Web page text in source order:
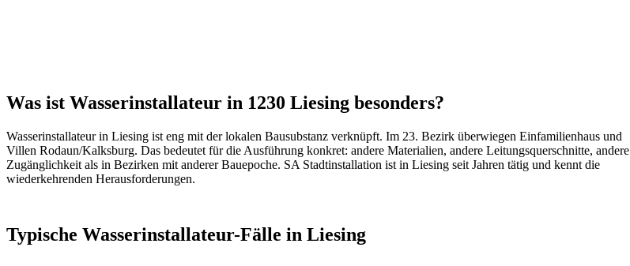
Was ist Wasserinstallateur in 1230 Liesing besonders?
Wasserinstallateurin Liesing ist eng mit der lokalen Bausubstanz verknüpft. Im 23. Bezirk überwiegen Einfamilienhaus und
Villen Rodaun/Kalksburg. Das bedeutet für die Ausführung konkret: andere Materialien, andere Leitungsquerschnitte, andere
Zugänglichkeit als in Bezirken mit anderer Bauepoche. SA Stadtinstallation ist in Liesing seit Jahren tätig und kennt die
wiederkehrenden Herausforderungen.
Typische Wasserinstallateur-Fälle in Liesing